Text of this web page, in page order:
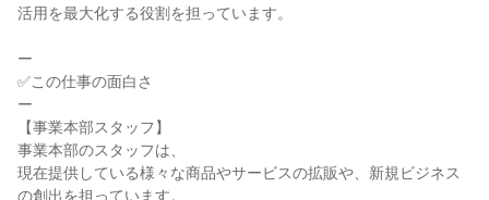
活用を最大化する役割を担っています。
ー
✅この仕事の面白さ
ー
【事業本部スタッフ】
事業本部のスタッフは、
現在提供している様々な商品やサービスの拡販や、新規ビジネス
の創出を担っています。